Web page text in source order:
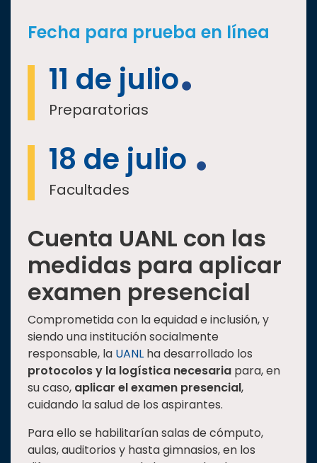
Fecha para prueba en línea
11 de julio
Preparatorias
18 de julio
Facultades
Cuenta UANL con las
medidas para aplicar
examen presencial
Comprometida con la equidad e inclusión, y
siendo una institución socialmente
responsable, la UANL ha desarrollado los
protocolos y la logística necesaria para, en
su caso, aplicar el examen presencial,
cuidando la salud de los aspirantes.
Para ello se habilitarían salas de cómputo,
aulas, auditorios y hasta gimnasios, en los